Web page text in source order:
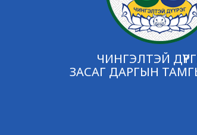
ЧИНГЭЛТЭЙ
ЗАСАГ ДАРГЫН